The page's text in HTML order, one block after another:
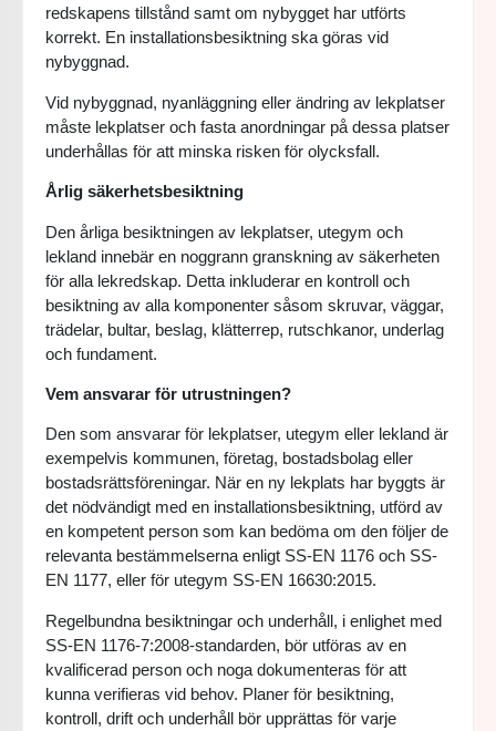
redskapens tillstånd samt om nybygget har utförts
korrekt. En installationsbesiktning ska göras vid
nybyggnad.
Vid nybyggnad, nyanläggning eller ändring av lekplatser
måste lekplatser och fasta anordningar på dessa platser
underhållas för att minska risken för olycksfall.
Årlig säkerhetsbesiktning
Den årliga besiktningen av lekplatser, utegym och
lekland innebär en noggrann granskning av säkerheten
för alla lekredskap. Detta inkluderar en kontroll och
besiktning av alla komponenter såsom skruvar, väggar,
trädelar, bultar, beslag, klätterrep, rutschkanor, underlag
och fundament.
Vem ansvarar för utrustningen?
Den som ansvarar för lekplatser, utegym eller lekland är
exempelvis kommunen, företag, bostadsbolag eller
bostadsrättsföreningar. När en ny lekplats har byggts är
det nödvändigt med en installationsbesiktning, utförd av
en kompetent person som kan bedöma om den följer de
relevanta bestämmelserna enligt SS-EN 1176 och SS-
EN 1177, eller för utegym SS-EN 16630:2015.
Regelbundna besiktningar och underhåll, i enlighet med
SS-EN 1176-7:2008-standarden, bör utföras av en
kvalificerad person och noga dokumenteras för att
kunna verifieras vid behov. Planer för besiktning,
kontroll, drift och underhåll bör upprättas för varje